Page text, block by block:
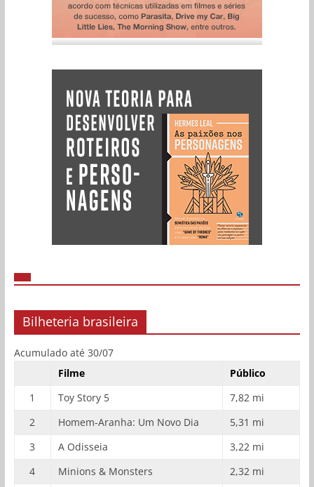
Bilheteria brasileira
Acumulado até 30/07
Filme
Público
1
Toy Story 5
7,82 mi
2
Homem-Aranha: Um Novo Dia
5,31 mi
3
A Odisseia
3,22 mi
4
Minions & Monsters
2,32 mi